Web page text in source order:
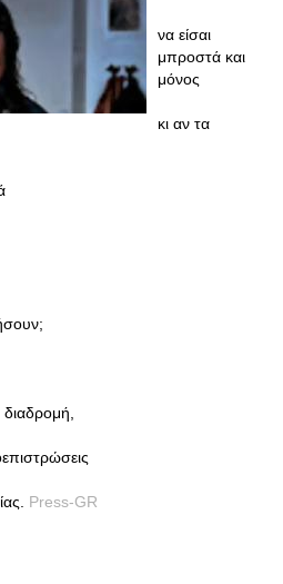
να είσαι
μπροστά και
μόνος
κι αν τα
Press-GR